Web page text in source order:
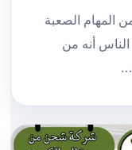
الصعبة
الناس أنه من